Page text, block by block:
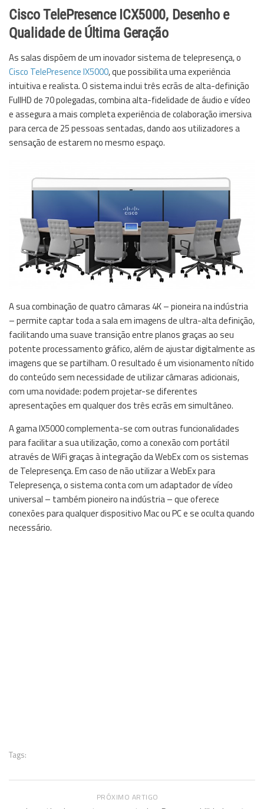
Cisco TelePresence ICX5000, Desenho e
Qualidade de Última Geração
As salas dispõem de um inovador sistema de telepresença, o
Cisco TelePresence IX5000, que possibilita uma experiência
intuitiva e realista. O sistema inclui três ecrãs de alta-definição
FullHD de 70 polegadas, combina alta-fidelidade de áudio e vídeo
e assegura a mais completa experiência de colaboração imersiva
para cerca de 25 pessoas sentadas, dando aos utilizadores a
sensação de estarem no mesmo espaço.
A sua combinação de quatro câmaras 4K – pioneira na indústria
– permite captar toda a sala em imagens de ultra-alta definição,
facilitando uma suave transição entre planos graças ao seu
potente processamento gráfico, além de ajustar digitalmente as
imagens que se partilham. O resultado é um visionamento nítido
do conteúdo sem necessidade de utilizar câmaras adicionais,
com uma novidade: podem projetar-se diferentes
apresentações em qualquer dos três ecrãs em simultâneo.
A gama IX5000 complementa-se com outras funcionalidades
para facilitar a sua utilização, como a conexão com portátil
através de WiFi graças à integração da WebEx com os sistemas
de Telepresença. Em caso de não utilizar a WebEx para
Telepresença, o sistema conta com um adaptador de vídeo
universal – também pioneiro na indústria – que oferece
conexões para qualquer dispositivo Mac ou PC e se oculta quando
necessário.
Tags:
PRÓXIMO ARTIGO